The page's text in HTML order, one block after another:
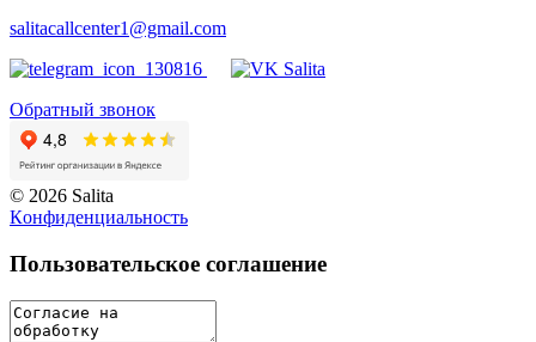
salitacallcenter1@gmail.com
Обратный звонок
© 2026 Salita
Кoнфидeнциaльнoсть
Пользовательское соглашение